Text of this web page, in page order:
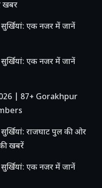
खबर
एक नजर में जानें
एक नजर में जानें
| 87+ Gorakhpur
राजघाट पुल की ओर
खबरें
एक नजर में जानें